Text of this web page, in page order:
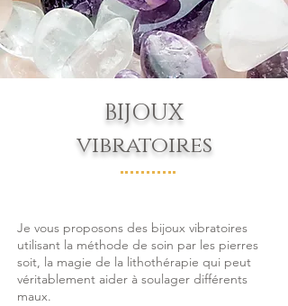
BIJOUX
vibratoires
Je vous proposons des bijoux vibratoires
utilisant la méthode de soin par les pierres
soit, la magie de la lithothérapie qui peut
véritablement aider à soulager différents
maux.